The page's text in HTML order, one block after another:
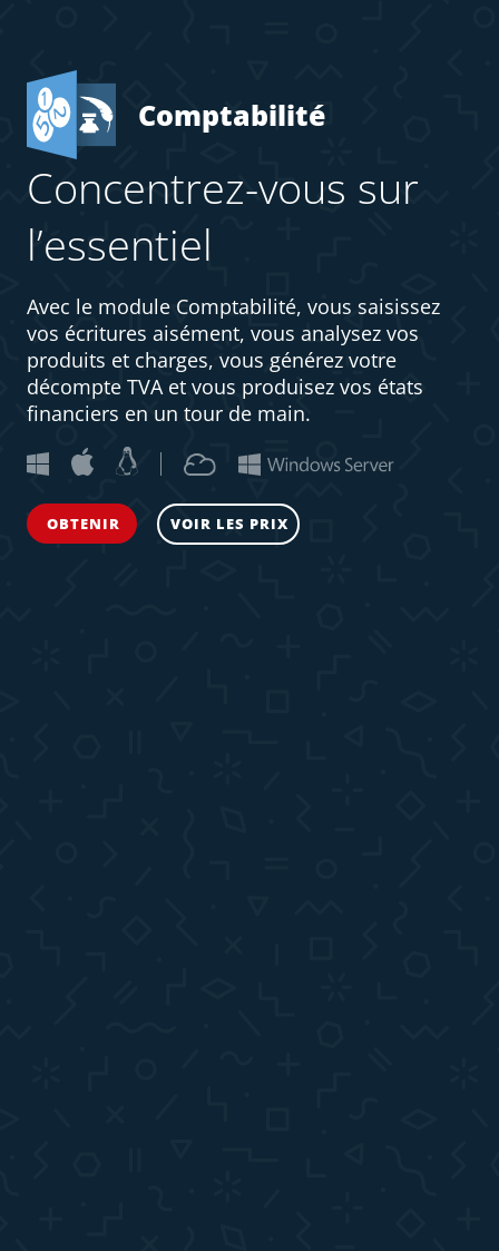
Comptabilité
Concentrez-vous sur
l’essentiel
Avec le module Comptabilité, vous saisissez
vos écritures aisément, vous analysez vos
produits et charges, vous générez votre
décompte TVA et vous produisez vos états
financiers en un tour de main.
OBTENIR VOIR LES PRIX